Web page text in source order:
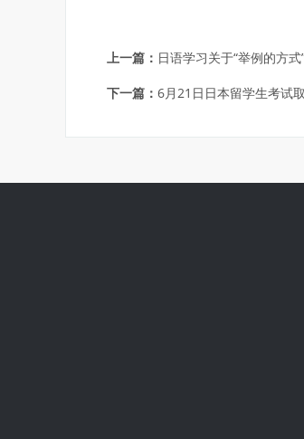
上一篇： 日语学习关于“举例的方式
下一篇： 6月21日日本留学生考试